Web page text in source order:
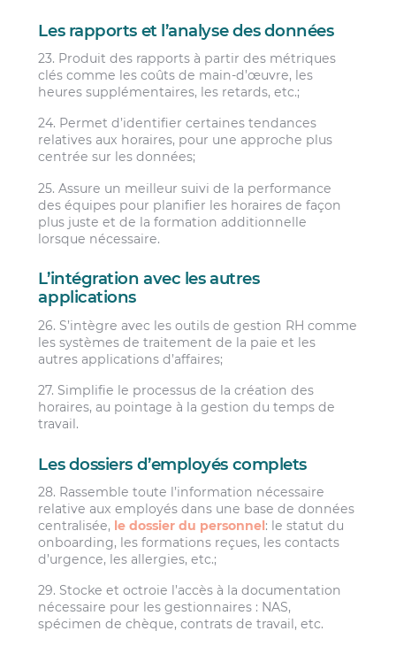
Les rapports et l’analyse des données
23. Produit des rapports à partir des métriques
clés comme les coûts de main-d’œuvre, les
heures supplémentaires, les retards, etc.;
24. Permet d’identifier certaines tendances
relatives aux horaires, pour une approche plus
centrée sur les données;
25. Assure un meilleur suivi de la performance
des équipes pour planifier les horaires de façon
plus juste et de la formation additionnelle
lorsque nécessaire.
L’intégration avec les autres
applications
26. S’intègre avec les outils de gestion RH comme
les systèmes de traitement de la paie et les
autres applications d’affaires;
27. Simplifie le processus de la création des
horaires, au pointage à la gestion du temps de
travail.
Les dossiers d’employés complets
28. Rassemble toute l’information nécessaire
relative aux employés dans une base de données
centralisée, le dossier du personnel: le statut du
onboarding, les formations reçues, les contacts
d’urgence, les allergies, etc.;
29. Stocke et octroie l’accès à la documentation
nécessaire pour les gestionnaires : NAS,
spécimen de chèque, contrats de travail, etc.